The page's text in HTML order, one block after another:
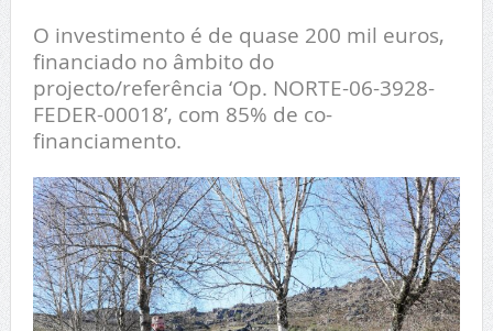
O investimento é de quase 200 mil euros,
financiado no âmbito do
projecto/referência ‘Op. NORTE-06-3928-
FEDER-00018’, com 85% de co-
financiamento.